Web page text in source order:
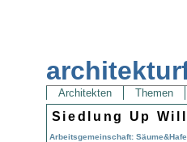
Architekten Themen
Siedlung Up
Arbeitsgemeinschaft: